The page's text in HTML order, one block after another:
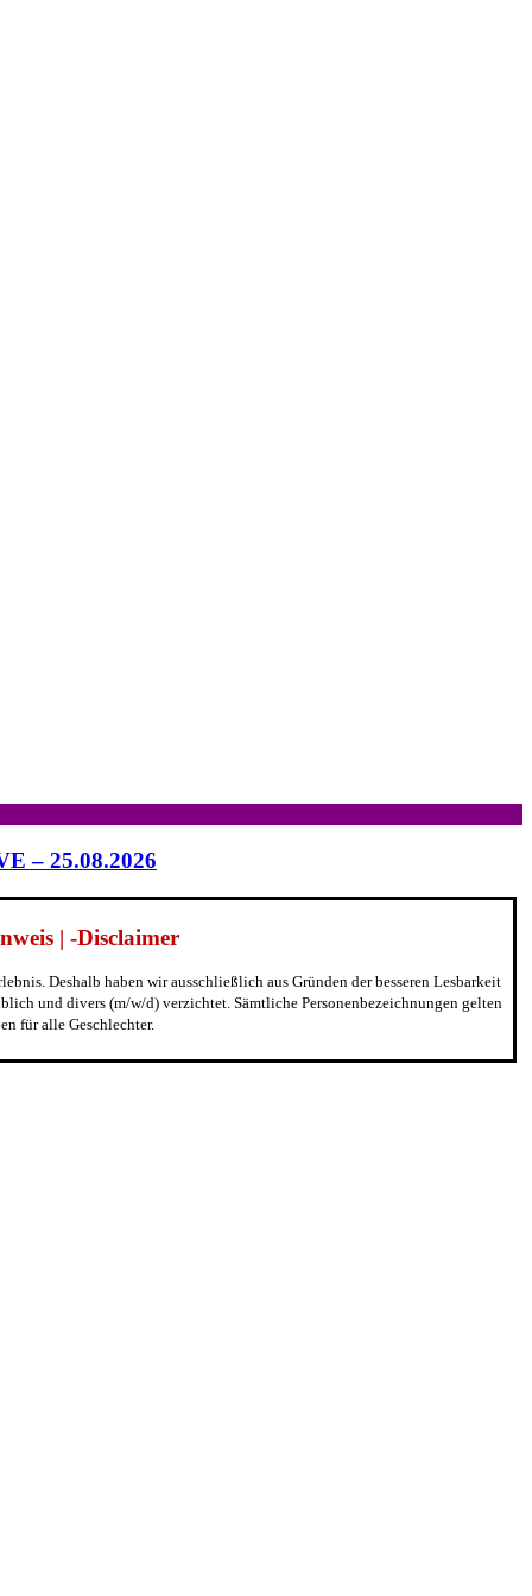
– 25.08.2026
| -Disclaimer
Deshalb haben wir ausschließlich aus Gründen der besseren Lesbarkeit
und divers (m/w/d) verzichtet. Sämtliche Personenbezeichnungen gelten
für alle Geschlechter.